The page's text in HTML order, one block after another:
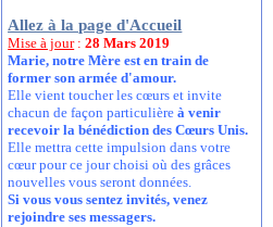
Allez à la page d'Accueil
Mise à jour:28 Mars 2019
Marie, notre Mère est en train de
former son armée d'amour.
Elle vient toucher les cœurs et invite
chacun de façon particulièreà venir
recevoir la bénédiction des Cœurs Unis.
Elle mettra cette impulsion dans votre
cœur pour ce jour choisi où des grâces
nouvelles vous seront données.
Si vous vous sentez invités, venez
rejoindre ses messagers.